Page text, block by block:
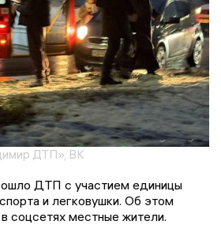
ДТП», ВК
ДТП с участием единицы
и легковушки. Об этом
соцсетях местные жители.